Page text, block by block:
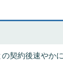
契約後速やか